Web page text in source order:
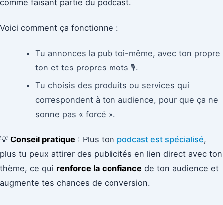
comme faisant partie du podcast.
Voici comment ça fonctionne :
Tu annonces la pub toi-même, avec ton propre
ton et tes propres mots 🎙️.
Tu choisis des produits ou services qui
correspondent à ton audience, pour que ça ne
sonne pas « forcé ».
💡 Conseil pratique : Plus ton podcast est spécialisé,
plus tu peux attirer des publicités en lien direct avec ton
thème, ce qui renforce la confiance de ton audience et
augmente tes chances de conversion.